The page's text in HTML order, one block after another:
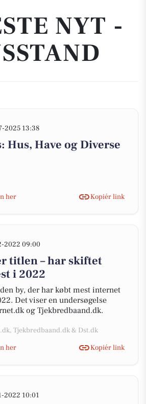
NYT -
2025 13:38
Hus, Have og Diverse
her
Kopiér link
2022 09:00
titlen – har skiftet
i 2022
by, der har købt mest internet
Det viser en undersøgelse
og Tjekbredbaand.dk.
Tjekbredbaand.dk & Dst.dk
her
Kopiér link
2022 10:01